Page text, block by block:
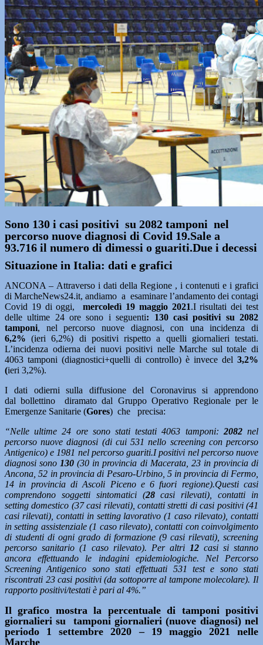
Sono 130 i casi positivi su 2082 tamponi nel
percorso nuove diagnosi di Covid 19.Sale a
93.716 il numero di dimessi o guariti.Due i decessi
Situazione in Italia: dati e grafici
ANCONA – Attraverso i dati della Regione , i contenuti e i grafici
di MarcheNews24.it, andiamo a esaminare l’andamento dei contagi
Covid 19 di oggi, mercoledì 19 maggio2021.I risultati dei test
delle ultime 24 ore sono i seguenti: 130 casi positivi su 2082
tamponi, nel percorso nuove diagnosi, con una incidenza di
6,2% (ieri 6,2%) di positivi rispetto a quelli giornalieri testati.
L’incidenza odierna dei nuovi positivi nelle Marche sul totale di
4063 tamponi (diagnostici+quelli di controllo) è invece del 3,2%
(ieri 3,2%).
I dati odierni sulla diffusione del Coronavirus si apprendono
dal bollettino diramato dal Gruppo Operativo Regionale per le
Emergenze Sanitarie (Gores) che precisa:
“Nelle ultime 24 ore sono stati testati 4063 tamponi: 2082nel
percorso nuove diagnosi (di cui 531 nello screening con percorso
Antigenico) e 1981 nel percorso guariti.I positivi nel percorso nuove
diagnosi sono 130 (30 in provincia di Macerata, 23 in provincia di
Ancona, 52 in provincia di Pesaro-Urbino, 5 in provincia di Fermo,
14 in provincia di Ascoli Piceno e 6 fuori regione).Questi casi
comprendono soggetti sintomatici (28casi rilevati), contatti in
setting domestico (37 casi rilevati), contatti stretti di casi positivi (41
casi rilevati), contatti in setting lavorativo (1 caso rilevato), contatti
in setting assistenziale (1 caso rilevato), contatti con coinvolgimento
di studenti di ogni grado di formazione (9 casi rilevati), screening
percorso sanitario (1 caso rilevato). Per altri 12 casi si stanno
ancora effettuando le indagini epidemiologiche. Nel Percorso
Screening Antigenico sono stati effettuati 531 test e sono stati
riscontrati 23 casi positivi (da sottoporre al tampone molecolare). Il
rapporto positivi/testati è pari al 4%.”
Il grafico mostra la percentuale di tamponi positivi
giornalieri su tamponi giornalieri (nuove diagnosi) nel
periodo 1 settembre 2020 – 19 maggio 2021 nelle
Marche